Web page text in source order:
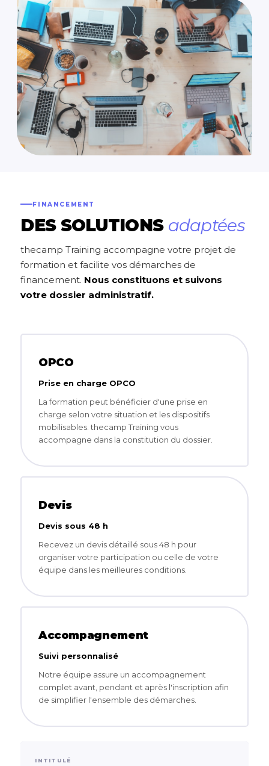
FINANCEMENT
DES SOLUTIONS adaptées
thecamp Training accompagne votre projet de
formation et facilite vos démarches de
financement. Nous constituons et suivons
votre dossier administratif.
OPCO
Prise en charge OPCO
La formation peut bénéficier d'une prise en
charge selon votre situation et les dispositifs
mobilisables. thecamp Training vous
accompagne dans la constitution du dossier.
Devis
Devis sous 48 h
Recevez un devis détaillé sous 48 h pour
organiser votre participation ou celle de votre
équipe dans les meilleures conditions.
Accompagnement
Suivi personnalisé
Notre équipe assure un accompagnement
complet avant, pendant et après l'inscription afin
de simplifier l'ensemble des démarches.
INTITULÉ